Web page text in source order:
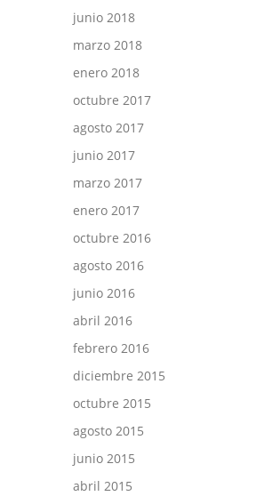
junio 2018
marzo 2018
enero 2018
octubre 2017
agosto 2017
junio 2017
marzo 2017
enero 2017
octubre 2016
agosto 2016
junio 2016
abril 2016
febrero 2016
diciembre 2015
octubre 2015
agosto 2015
junio 2015
abril 2015